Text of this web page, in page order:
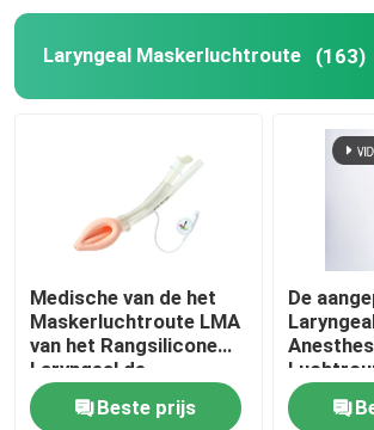
ET Buisluchtroute
Nasopharyngeal Luchtroutebuis
Beschikbare Endotracheal Buis
Dubbele Lumen Luchtpijptak
De Monitor van de luchtroutedruk
Laryngeal Maskerluchtroute (163)
Medische van de het
Maskerluchtroute LMA
van het Rangsilicone
Laryngeal de
Beschermerluchtroute
Beste prijs
De
LMA